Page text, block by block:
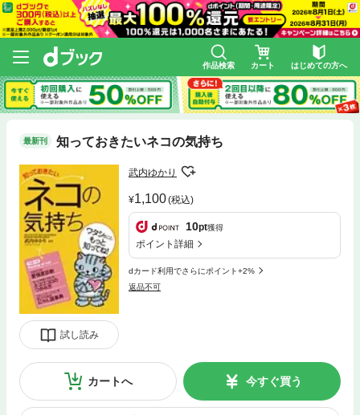
作品検索 カート はじめての方へ
最新刊 知っておきたいネコの気持ち
試し読み
武内ゆかり
1,100(税込)
10pt獲得
ポイント詳細
dカード利用でさらにポイント+2%
返品不可
カートへ 今すぐ買う